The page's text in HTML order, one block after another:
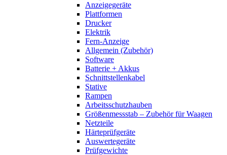
Anzeigegeräte
Plattformen
Drucker
Elektrik
Fern-Anzeige
Allgemein (Zubehör)
Software
Batterie + Akkus
Schnittstellenkabel
Stative
Rampen
Arbeitsschutzhauben
Größenmessstab – Zubehör für Waagen
Netzteile
Härteprüfgeräte
Auswertegeräte
Prüfgewichte